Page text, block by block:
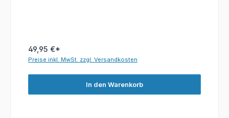
49,95 €*
Preise inkl. MwSt. zzgl. Versandkosten
In den Warenkorb